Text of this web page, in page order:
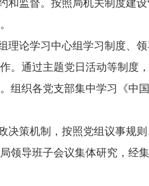
和监督。 按照局机关制度建设
理论学习中心组学习制度、
。通过主题党日活动等制度
组织各党支部集中学习《
决策机制，按照党组议事规
领导班子会议集体研究，